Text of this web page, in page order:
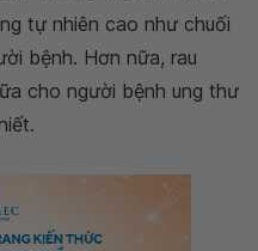
tự nhiên cao như chuối
bệnh. Hơn nữa, rau
cho người bệnh ung thư